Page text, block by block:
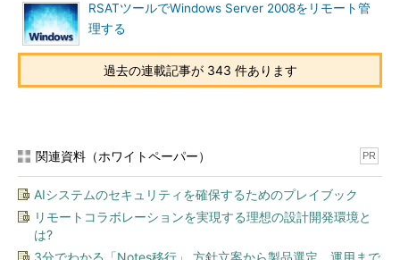
RSATツールでWindows Server 2008をリモート管
理する
過去の連載記事が 343 件あります
関連資料（ホワイトペーパー） PR
AIシステムのセキュリティを確保するためのプレイブック
リモートコラボレーションを実現する理想の設計開発環境と
は?
3分でわかる「Notes移行」 方針立案から製品選定、運用まで